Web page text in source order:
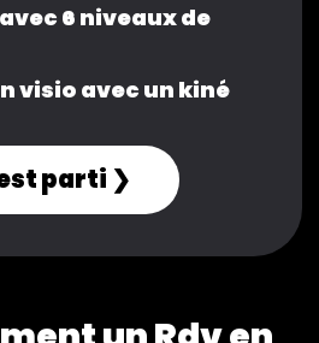
6 niveaux de
visio avec un kiné
parti ❯